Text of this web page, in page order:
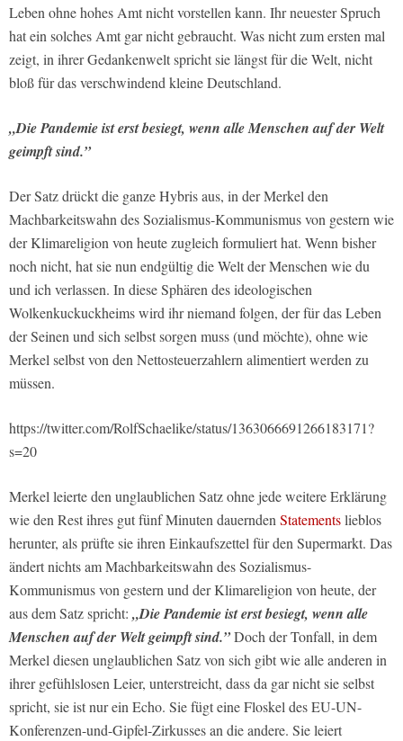
Leben ohne hohes Amt nicht vorstellen kann. Ihr neuester Spruch
hat ein solches Amt gar nicht gebraucht. Was nicht zum ersten mal
zeigt, in ihrer Gedankenwelt spricht sie längst für die Welt, nicht
bloß für das verschwindend kleine Deutschland.
„Die Pandemie ist erst besiegt, wenn alle Menschen auf der Welt
geimpft sind.”
Der Satz drückt die ganze Hybris aus, in der Merkel den
Machbarkeitswahn des Sozialismus-Kommunismus von gestern wie
der Klimareligion von heute zugleich formuliert hat. Wenn bisher
noch nicht, hat sie nun endgültig die Welt der Menschen wie du
und ich verlassen. In diese Sphären des ideologischen
Wolkenkuckuckheims wird ihr niemand folgen, der für das Leben
der Seinen und sich selbst sorgen muss (und möchte), ohne wie
Merkel selbst von den Nettosteuerzahlern alimentiert werden zu
müssen.
https://twitter.com/RolfSchaelike/status/1363066691266183171?
s=20
Merkel leierte den unglaublichen Satz ohne jede weitere Erklärung
wie den Rest ihres gut fünf Minuten dauerndenStatementslieblos
herunter, als prüfte sie ihren Einkaufszettel für den Supermarkt. Das
ändert nichts am Machbarkeitswahn des Sozialismus-
Kommunismus von gestern und der Klimareligion von heute, der
aus dem Satz spricht: „Die Pandemie ist erst besiegt, wenn alle
Menschen auf der Welt geimpft sind.”Doch der Tonfall, in dem
Merkel diesen unglaublichen Satz von sich gibt wie alle anderen in
ihrer gefühlslosen Leier, unterstreicht, dass da gar nicht sie selbst
spricht, sie ist nur ein Echo. Sie fügt eine Floskel des EU-UN-
Konferenzen-und-Gipfel-Zirkusses an die andere. Sie leiert